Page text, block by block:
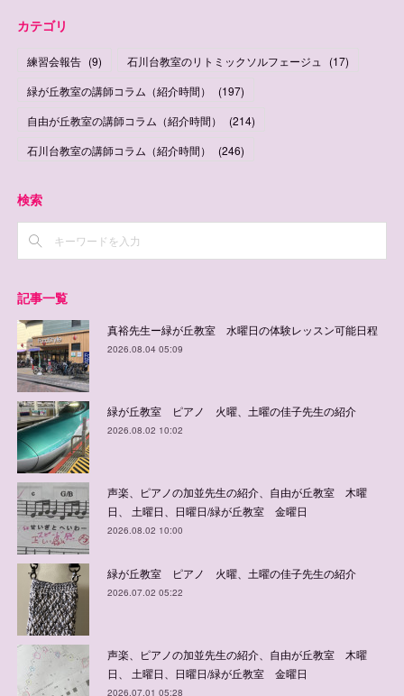
カテゴリ
練習会報告 (9) 石川台教室のリトミックソルフェージュ (17)
緑が丘教室の講師コラム（紹介時間）
(197)
自由が丘教室の講師コラム（紹介時間）
(214)
石川台教室の講師コラム（紹介時間）
(246)
検索
記事一覧
真裕先生ー緑が丘教室 水曜日の体験レッスン可能日程
2026.08.04 05:09
緑が丘教室 ピアノ 火曜、土曜の佳子先生の紹介
2026.08.02 10:02
声楽、ピアノの加並先生の紹介、自由が丘教室 木曜
日、 土曜日、日曜日/緑が丘教室 金曜日
2026.08.02 10:00
緑が丘教室 ピアノ 火曜、土曜の佳子先生の紹介
2026.07.02 05:22
声楽、ピアノの加並先生の紹介、自由が丘教室 木曜
日、 土曜日、日曜日/緑が丘教室 金曜日
2026.07.01 05:28